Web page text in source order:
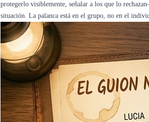
protegerlo visiblemente, señalar a los que lo
situación. La palanca está en el grupo, no en el